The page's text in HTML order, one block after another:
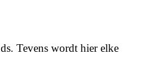
Tevens wordt hier elke